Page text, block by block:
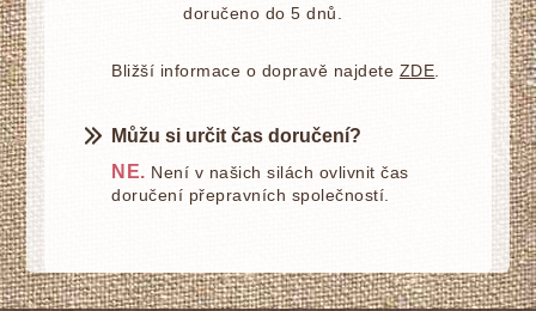
doručeno do 5 dnů.
Bližší informace o dopravě najdete ZDE
Můžu si určit čas doručení?
NE. Není v našich silách ovlivnit čas
doručení přepravních společností.